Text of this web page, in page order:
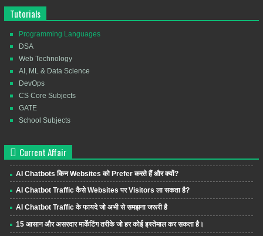
Tutorials
Programming Languages
DSA
Web Technology
AI, ML & Data Science
DevOps
CS Core Subjects
GATE
School Subjects
Current Affair
AI Chatbots किन Websites को Prefer करते हैं और क्यों?
AI Chatbot Traffic कैसे Websites पर Visitors ला सकता है?
AI Chatbot Traffic के फायदे जो अभी से समझना जरूरी है
15 आसान और असरदार मार्केटिंग तरीके जो हर कोई इस्तेमाल कर सकता है।